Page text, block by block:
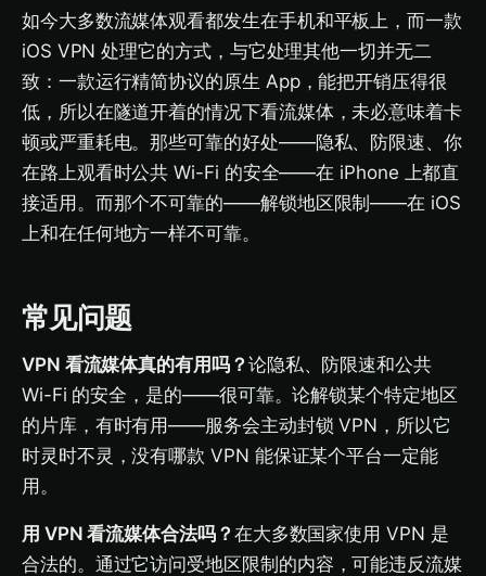
如今大多数流媒体观看都发生在手机和平板上，而一款
iOS VPN 处理它的方式，与它处理其他一切并无二
致：一款运行精简协议的原生 App，能把开销压得很
低，所以在隧道开着的情况下看流媒体，未必意味着卡
顿或严重耗电。那些可靠的好处——隐私、防限速、你
在路上观看时公共 Wi-Fi 的安全——在 iPhone 上都直
接适用。而那个不可靠的——解锁地区限制——在 iOS
上和在任何地方一样不可靠。
常见问题
VPN 看流媒体真的有用吗？ 论隐私、防限速和公共
Wi-Fi 的安全，是的——很可靠。论解锁某个特定地区
的片库，有时有用——服务会主动封锁 VPN，所以它
时灵时不灵，没有哪款 VPN 能保证某个平台一定能
用。
用 VPN 看流媒体合法吗？ 在大多数国家使用 VPN 是
合法的。通过它访问受地区限制的内容，可能违反流媒